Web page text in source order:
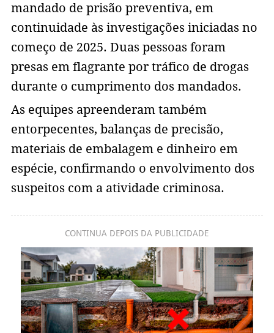
mandado de prisão preventiva, em
continuidade às investigações iniciadas no
começo de 2025. Duas pessoas foram
presas em flagrante por tráfico de drogas
durante o cumprimento dos mandados.
As equipes apreenderam também
entorpecentes, balanças de precisão,
materiais de embalagem e dinheiro em
espécie, confirmando o envolvimento dos
suspeitos com a atividade criminosa.
CONTINUA DEPOIS DA PUBLICIDADE